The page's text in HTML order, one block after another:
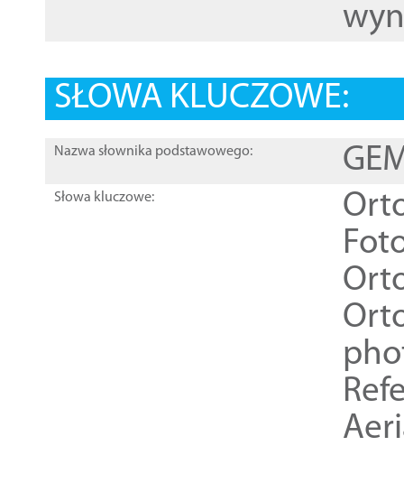
SŁOWA KLUCZOWE:
Nazwa słownika podstawowego:
Słowa kluczowe: